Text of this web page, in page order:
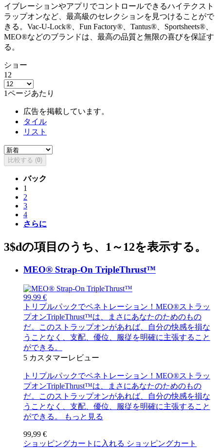
イブレーションやアプリでコントロールできるハイテクスト
ラップオンなど、最高級のセレクションを見つけることがで
きる。Vac-U-Lock®、Fun Factory®、Tantus®、Sportsheets®、
MEO®などのブランドは、最高の品質と無限の喜びを保証す
る。
ショー
12
1ページあたり
広告を掲載しています。
タイル
リスト
比較する (0)
バック
1
2
3
4
さらに
3$dの項目のうち、1～12を表示する。
MEO® Strap-On TripleThrust™
99,99 €
トリプルパックでペネトレーション！MEO®ストラッ
プオンTripleThrust™は、まさにあなたのためのもの
だ。このストラップオンがあれば、自分の快感を損な
うことなく、支配、優位、服従を明確に主張すること
ができる。
5 カスタマーレビュー
トリプルパックでペネトレーション！MEO®ストラッ
プオンTripleThrust™は、まさにあなたのためのもの
だ。このストラップオンがあれば、自分の快感を損な
うことなく、支配、優位、服従を明確に主張すること
ができる。
もっと見る
99,99 €
ショッピングカートに入れる ショッピングカート